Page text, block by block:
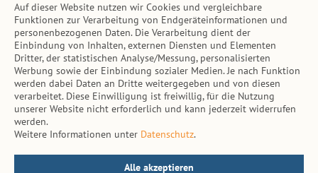
Inhalt
Tierarzt-Suche
Hinweise
AGB
Impressum
Datenschutz
Kontakt
Auf dieser Website nutzen wir Cookies und vergleichbare
Funktionen zur Verarbeitung von Endgeräteinformationen und
personenbezogenen Daten. Die Verarbeitung dient der
Einbindung von Inhalten, externen Diensten und Elementen
Dritter, der statistischen Analyse/Messung, personalisierten
Werbung sowie der Einbindung sozialer Medien. Je nach Funktion
werden dabei Daten an Dritte weitergegeben und von diesen
verarbeitet. Diese Einwilligung ist freiwillig, für die Nutzung
unserer Website nicht erforderlich und kann jederzeit widerrufen
werden.
Weitere Informationen unter Datenschutz.
Alle akzeptieren